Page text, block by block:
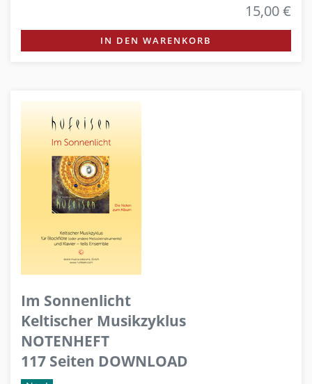
15,00 €
IN DEN WARENKORB
Im Sonnenlicht
Keltischer Musikzyklus
NOTENHEFT
117 Seiten DOWNLOAD